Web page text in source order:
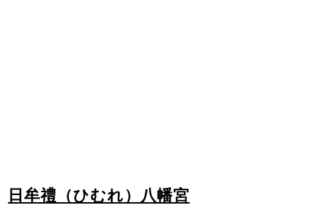
日牟禮（ひむれ）八幡宮